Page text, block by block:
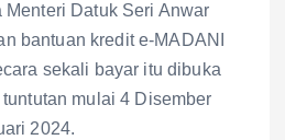
Datuk Seri Anwar
bantuan kredit e-MADANI
sekali bayar itu dibuka
mulai 4 Disember
2024.